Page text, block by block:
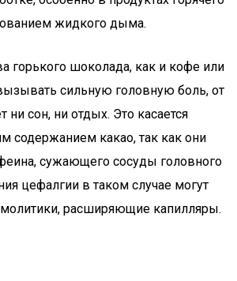
жидкого дыма.
горького шоколада, как и кофе или
сильную головную боль, от
ни сон, ни отдых. Это касается
содержанием какао, так как они
сужающего сосуды головного
цефалгии в таком случае могут
расширяющие капилляры.